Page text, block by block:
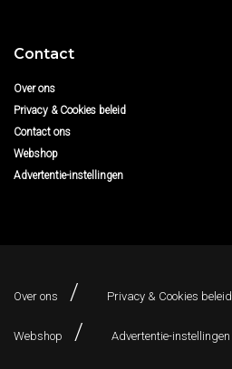
Contact
Over ons
Privacy & Cookies beleid
Contact ons
Webshop
Advertentie-instellingen
Over ons Privacy & Cookies beleid
Webshop Advertentie-instellingen